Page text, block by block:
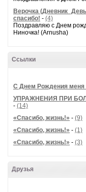
Верочка
спасибо! - (4)
Поздравляю с Днем
Ниночка! (Arnusha)
Ссылки
С Днем Рождения меня
УПРАЖНЕНИЯ ПРИ
- (14)
«Спасибо, жизнь!» - (9)
«Спасибо, жизнь!» - (1)
«Спасибо, жизнь!» - (3)
Друзья